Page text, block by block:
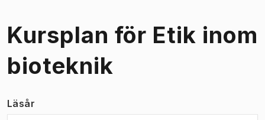
Kursplan för Etik inom
bioteknik
Läsår